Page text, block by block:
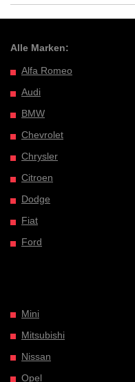
Alle Marken:
Alfa Romeo
Audi
BMW
Chevrolet
Chrysler
Citroen
Dodge
Fiat
Ford
Mini
Mitsubishi
Nissan
Opel